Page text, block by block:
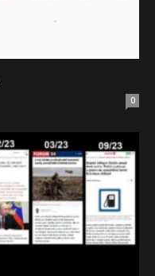
0